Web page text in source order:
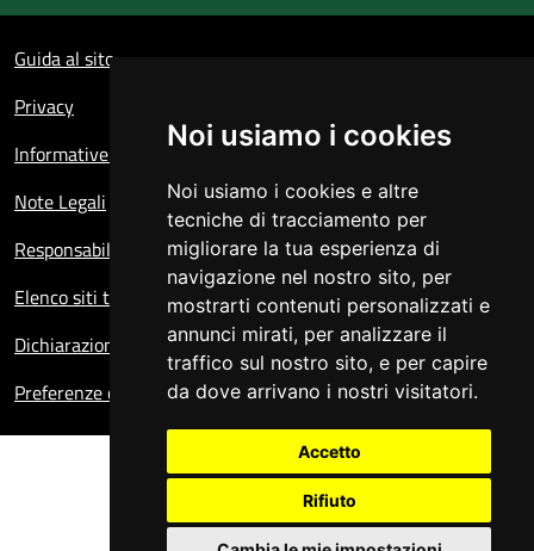
Noi usiamo i cookies
Noi usiamo i cookies e altre
tecniche di tracciamento per
migliorare la tua esperienza di
navigazione nel nostro sito, per
mostrarti contenuti personalizzati e
annunci mirati, per analizzare il
traffico sul nostro sito, e per capire
da dove arrivano i nostri visitatori.
Accetto
Rifiuto
Guida al sito
Privacy
Informative sul trattamento dei dati personali
Note Legali
Responsabile del sito
Elenco siti tematici
Dichiarazione di accessibilità
Preferenze cookie